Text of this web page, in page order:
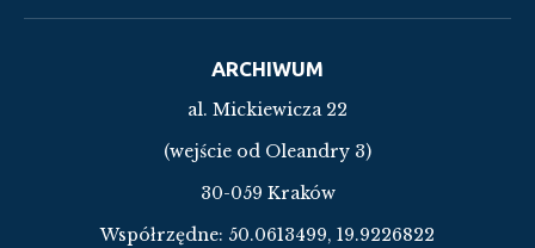
ARCHIWUM
al. Mickiewicza 22
(wejście od Oleandry 3)
30-059 Kraków
Współrzędne: 50.0613499, 19.9226822